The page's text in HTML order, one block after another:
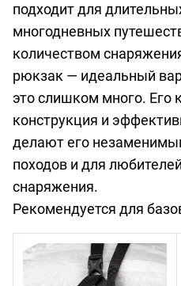
подходит для
многодневных
количеством
рюкзак — идеальный
это слишком много. Его
конструкция и
делают его
походов и для
снаряжения.
Рекомендуется для